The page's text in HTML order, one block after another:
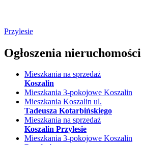
Przylesie
Ogłoszenia nieruchomości
Mieszkania na sprzedaż
Koszalin
Mieszkania 3-pokojowe Koszalin
Mieszkania Koszalin ul.
Tadeusza Kotarbińskiego
Mieszkania na sprzedaż
Koszalin Przylesie
Mieszkania 3-pokojowe Koszalin